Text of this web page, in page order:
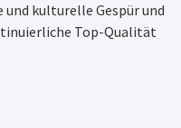
kulturelle Gespür und
Top-Qualität